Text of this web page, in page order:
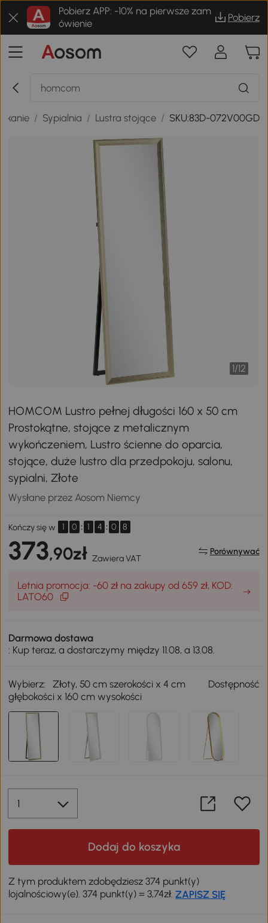
Pobierz APP: -10% na pierwsze zam
ówienie
Pobierz
/ Sypialnia / Lustra stojące / SKU:83D-072V00GD
1/12
HOMCOM Lustro pełnej długości 160 x 50 cm
Prostokątne, stojące z metalicznym
wykończeniem, Lustro ścienne do oparcia,
stojące, duże lustro dla przedpokoju, salonu,
sypialni, Złote
Wysłane przez Aosom Niemcy
Kończy się w 1 0 : 1 4 : 0 8
373,90zł Zawiera VAT
Porównywać
Letnia promocja: -60 zł na zakupy od 659 zł, KOD:
LATO60
Darmowa dostawa
: Kup teraz, a dostarczymy między 11.08, a 13.08.
Wybierz:
Złoty, 50 cm szerokości x 4 cm
głębokości x 160 cm wysokości
Dostępność
Dodaj do koszyka
Z tym produktem zdobędziesz 374 punkt(y)
lojalnościowy(e). 374 punkt(y) = 3,74zł.ZAPISZ SIĘ